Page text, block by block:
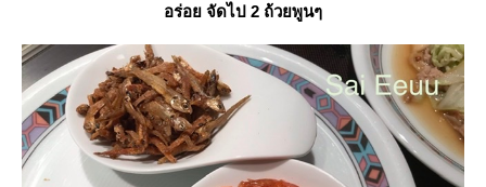
อร่อย จัดไป 2 ถ้วยพูนๆ